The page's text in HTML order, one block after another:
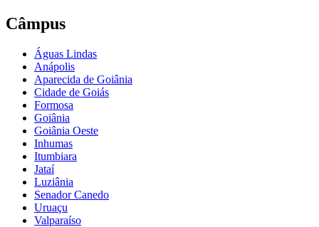
Câmpus
Águas Lindas
Anápolis
Aparecida de Goiânia
Cidade de Goiás
Formosa
Goiânia
Goiânia Oeste
Inhumas
Itumbiara
Jataí
Luziânia
Senador Canedo
Uruaçu
Valparaíso